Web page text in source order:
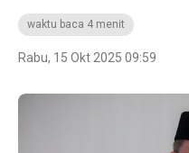
waktu baca 4 menit
Rabu, 15 Okt 2025 09:59